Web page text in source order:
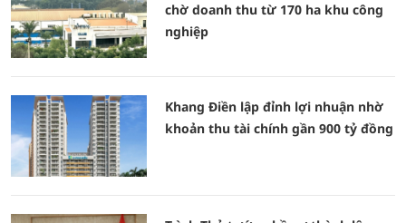
chờ doanh thu từ 170 ha khu công
nghiệp
Khang Điền lập đỉnh lợi nhuận nhờ
khoản thu tài chính gần 900 tỷ đồng